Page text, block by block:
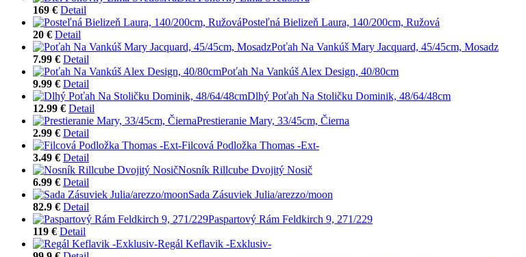
169 € Detail
Posteľná Bielizeň Laura, 140/200cm, Ružová
20 € Detail
Poťah Na Vankúš Mary Jacquard, 45/45cm, Mosadz
7.99 € Detail
Poťah Na Vankúš Alex Design, 40/80cm
9.99 € Detail
Dlhý Poťah Na Stoličku Dominik, 48/64/48cm
12.99 € Detail
Prestieranie Mary, 33/45cm, Čierna
2.99 € Detail
Filcová Podložka Thomas -Ext-
3.49 € Detail
Nosník Rillcube Dvojitý Nosič
6.99 € Detail
Sada Zásuviek Julia/arezzo/moon
82.9 € Detail
Paspartový Rám Feldkirch 9, 271/229
119 € Detail
Regál Keflavik -Exklusiv-